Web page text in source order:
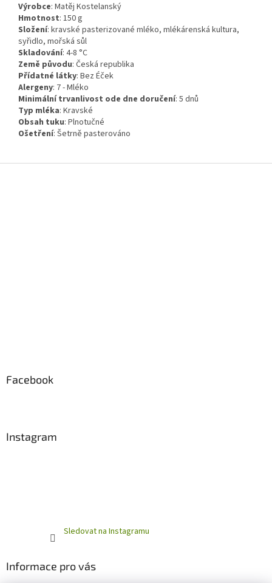
Výrobce: Matěj Kostelanský
Hmotnost: 150g
Složení: kravské pasterizované mléko, mlékárenská kultura,
syřidlo, mořská sůl
Skladování: 4-8 °C
Země původu: Česká republika
Přídatné látky: Bez Éček
Alergeny: 7 - Mléko
Minimální trvanlivost ode dne doručení: 5 dnů
Typ mléka: Kravské
Obsah tuku: Plnotučné
Ošetření: Šetrně pasterováno
Facebook
Instagram
Sledovat na Instagramu
Informace pro vás